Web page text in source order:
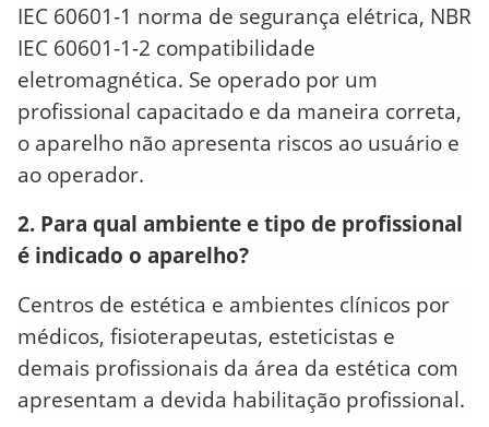
IEC 60601-1 norma de segurança elétrica, NBR
IEC 60601-1-2 compatibilidade
eletromagnética. Se operado por um
profissional capacitado e da maneira correta,
o aparelho não apresenta riscos ao usuário e
ao operador.
2. Para qual ambiente e tipo de profissional
é indicado o aparelho?
Centros de estética e ambientes clínicos por
médicos, fisioterapeutas, esteticistas e
demais profissionais da área da estética com
apresentam a devida habilitação profissional.